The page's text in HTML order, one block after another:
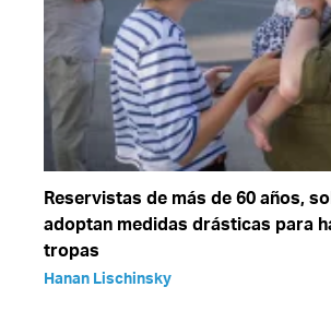
Reservistas de más de 60 años,
adoptan medidas drásticas para
tropas
Hanan Lischinsky